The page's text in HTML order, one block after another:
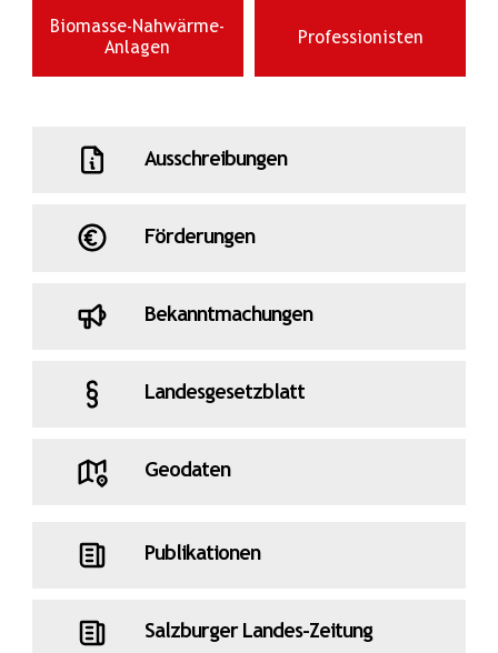
Biomasse-Nahwärme-
Anlagen
Professionisten
Ausschreibungen
Förderungen
Bekanntmachungen
Landesgesetzblatt
Geodaten
Publikationen
Salzburger Landes-Zeitung